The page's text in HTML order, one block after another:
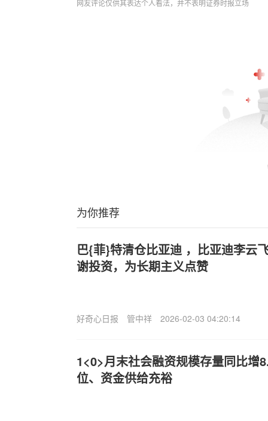
网友评论仅供其表达个人看法，并不表明证券时报立场
为你推荐
巴{菲}特清仓比亚迪 ，比亚迪李云
谢投资，为长期主义点赞
好奇心日报 管中祥 2026-02-03 04:20:14
1<0>月末社会融资规模存量同比增
位、资金供给充裕